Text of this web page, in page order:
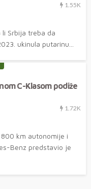
1.55K
Srbija treba da
ukinula putarinu...
C-Klasom podiže
1.72K
km autonomije i
Benz predstavio je